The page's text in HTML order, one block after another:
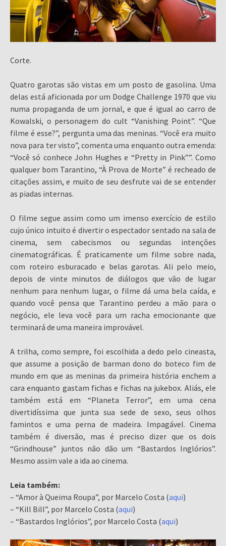
Corte.
Quatro garotas são vistas em um posto de gasolina. Uma
delas está aficionada por um Dodge Challenge 1970 que viu
numa propaganda de um jornal, e que é igual ao carro de
Kowalski, o personagem do cult “Vanishing Point”. “Que
filme é esse?”, pergunta uma das meninas. “Você era muito
nova para ter visto”, comenta uma enquanto outra emenda:
“Você só conhece John Hughes e “Pretty in Pink””. Como
qualquer bom Tarantino, “À Prova de Morte” é recheado de
citações assim, e muito de seu desfrute vai de se entender
as piadas internas.
O filme segue assim como um imenso exercício de estilo
cujo único intuito é divertir o espectador sentado na sala de
cinema, sem cabecismos ou segundas intenções
cinematográficas. É praticamente um filme sobre nada,
com roteiro esburacado e belas garotas. Ali pelo meio,
depois de vinte minutos de diálogos que vão de lugar
nenhum para nenhum lugar, o filme dá uma bela caída, e
quando você pensa que Tarantino perdeu a mão para o
negócio, ele leva você para um racha emocionante que
terminará de uma maneira improvável.
A trilha, como sempre, foi escolhida a dedo pelo cineasta,
que assume a posição de barman dono do boteco fim de
mundo em que as meninas da primeira história enchem a
cara enquanto gastam fichas e fichas na jukebox. Aliás, ele
também está em “Planeta Terror”, em uma cena
divertidíssima que junta sua sede de sexo, seus olhos
famintos e uma perna de madeira. Impagável. Cinema
também é diversão, mas é preciso dizer que os dois
“Grindhouse” juntos não dão um “Bastardos Inglórios”.
Mesmo assim vale a ida ao cinema.
Leia também:
– “Amor à Queima Roupa”, por Marcelo Costa (aqui)
– “Kill Bill”, por Marcelo Costa (aqui)
– “Bastardos Inglórios”, por Marcelo Costa (aqui)